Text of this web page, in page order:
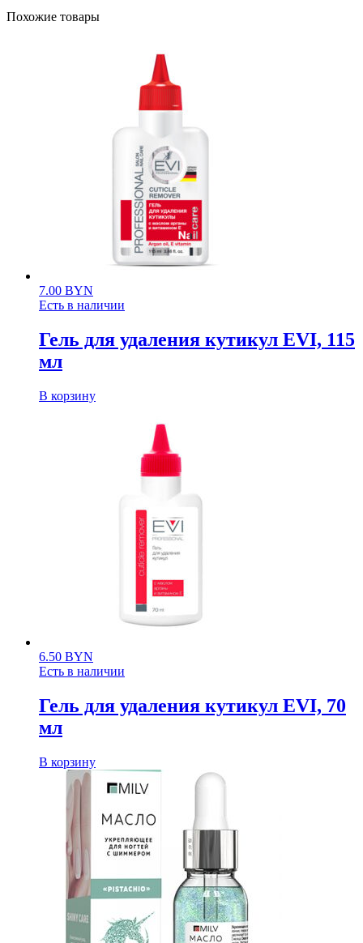
Похожие товары
7.00 BYN
Есть в наличии
Гель для удаления кутикул EVI, 115
мл
В корзину
6.50 BYN
Есть в наличии
Гель для удаления кутикул EVI, 70
мл
В корзину